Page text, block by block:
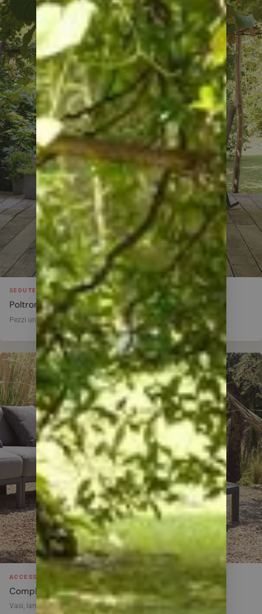
SEDUTE
Poltrone e dondoli
Pezzi unici in showroom
ACCESSORI
Complementi e illuminazione
Vasi, lampade, tappeti outdoor